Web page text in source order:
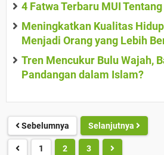
4 Fatwa Terbaru MUI
Meningkatkan Kualitas
Menjadi Orang yang Lebih
Tren Mencukur Bulu Wajah,
Pandangan dalam Islam?
Sebelumnya Selanjutnya
1 2 3